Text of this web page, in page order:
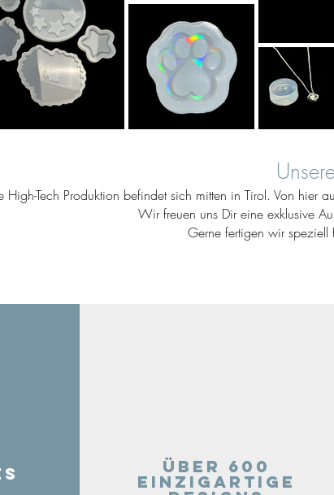
High-Tech Produktion befindet sich mitten in Tirol. Von hier
Wir freuen uns Dir eine exklusive
Gerne fertigen wir speziell
Über 600
einzigartige